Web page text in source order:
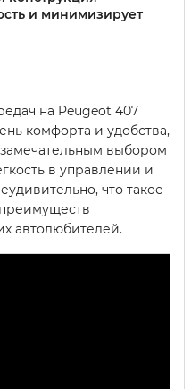
и минимизирует
на Peugeot 407
комфорта и удобства,
замечательным выбором
в управлении и
что такое
автолюбителей.